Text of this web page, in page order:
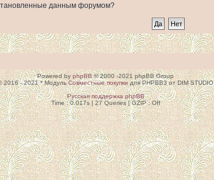
данным форумом?
Powered byphpBB© 2000 -2021 phpBB Group
2016 - 2021 * МодульСовместные покупкидля PHPBB3 от DIM STUDIO
Русская поддержка phpBB
Time : 0.017s | 27 Queries | GZIP : Off